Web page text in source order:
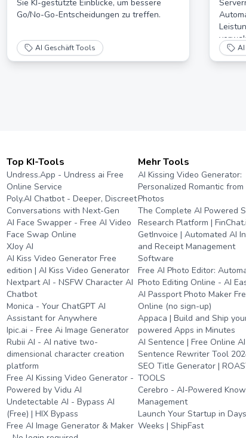
Sie KI-gestützte Einblicke, um bessere
Go/No-Go-Entscheidungen zu treffen.
AI Geschäft Tools
von
Top KI-Tools
Undress.App - Undress ai Free
Online Service
Poly.AI Chatbot - Deeper, Discreet
Conversations with Next-Gen
AI Face Swapper - Free AI Video
Face Swap Online
XJoy AI
AI Kiss Video Generator Free
edition | AI Kiss Video Generator
Nextpart AI - NSFW Character AI
Chatbot
Monica - Your ChatGPT AI
Assistant for Anywhere
Ipic.ai - Free Ai Image Generator
Rubii AI - AI native two-
dimensional character creation
platform
Free AI Kissing Video Generator -
Powered by Vidu AI
Undetectable AI - Bypass AI
(Free) | HIX Bypass
Free AI Image Generator & Maker
Mehr Tools
AI Kissing Video Generator:
Personalized Romantic from
Photos
The Complete AI Powered
Research Platform |
GetInvoice | Automated AI
and Receipt Management
Software
Free AI Photo Editor:
Photo Editing Online - AI
AI Passport Photo Maker
Online (no sign-up)
Appaca | Build and Ship
powered Apps in Minutes
AI Sentence | Free Online AI
Sentence Rewriter Tool
SEO Title Generator |
TOOLS
Cerebro - AI-Powered
Management
Launch Your Startup in
Weeks | ShipFast